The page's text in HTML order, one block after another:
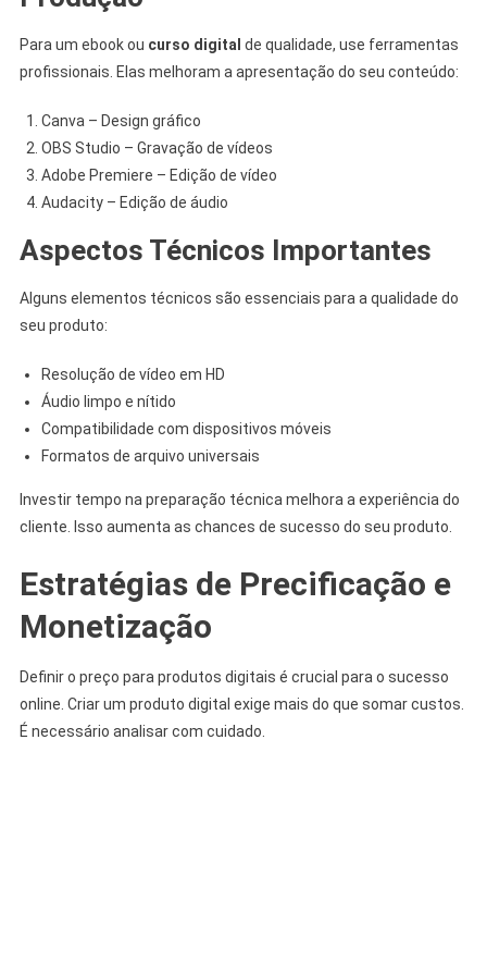
Para um ebook ou curso digital de qualidade, use ferramentas
profissionais. Elas melhoram a apresentação do seu conteúdo:
Canva – Design gráfico
OBS Studio – Gravação de vídeos
Adobe Premiere – Edição de vídeo
Audacity – Edição de áudio
Aspectos Técnicos Importantes
Alguns elementos técnicos são essenciais para a qualidade do
seu produto:
Resolução de vídeo em HD
Áudio limpo e nítido
Compatibilidade com dispositivos móveis
Formatos de arquivo universais
Investir tempo na preparação técnica melhora a experiência do
cliente. Isso aumenta as chances de sucesso do seu produto.
Estratégias de Precificação e
Monetização
Definir o preço para produtos digitais é crucial para o sucesso
online. Criar um produto digital exige mais do que somar custos.
É necessário analisar com cuidado.